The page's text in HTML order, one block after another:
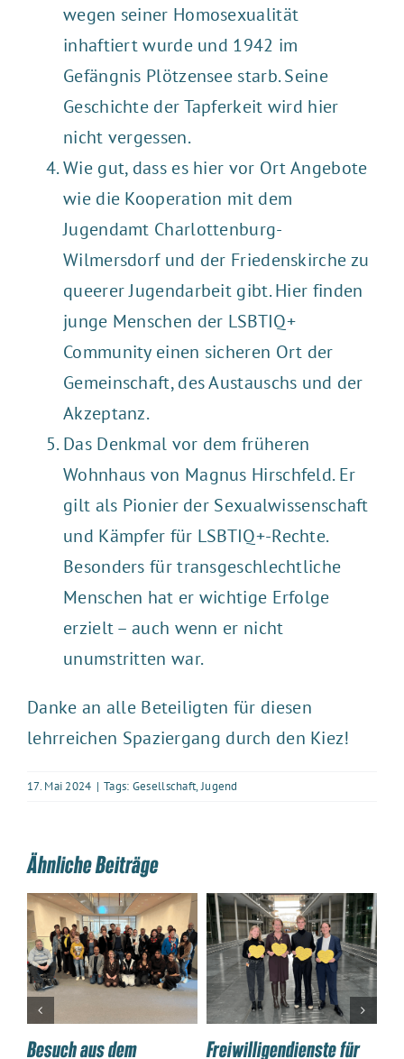
wegen seiner Homosexualität
inhaftiert wurde und 1942 im
Gefängnis Plötzensee starb. Seine
Geschichte der Tapferkeit wird hier
nicht vergessen.
Wie gut, dass es hier vor OrtAngebote
wie die Kooperation mit dem
Jugendamt Charlottenburg-
Wilmersdorf und der Friedenskirchezu
queerer Jugendarbeit gibt. Hier finden
junge Menschen der LSBTIQ+
Community einen sicheren Ort der
Gemeinschaft, des Austauschs und der
Akzeptanz.
Das Denkmal vor dem früheren
Wohnhaus von Magnus Hirschfeld. Er
gilt als Pionier der Sexualwissenschaft
und Kämpfer für LSBTIQ+-Rechte.
Besonders für transgeschlechtliche
Menschen hat er wichtige Erfolge
erzielt – auch wenn er nicht
unumstritten war.
Danke an alle Beteiligten für diesen
lehrreichen Spaziergang durch den Kiez!
17. Mai 2024 | Tags: Gesellschaft,Jugend
Ähnliche Beiträge
Besuch aus dem Freiwilligendienste für